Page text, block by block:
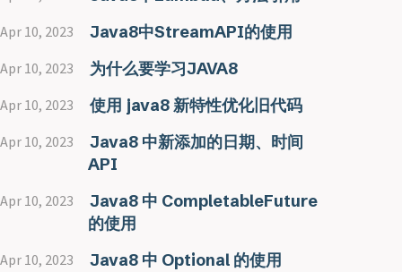
Apr 10, 2023 Java8中StreamAPI的使用
Apr 10, 2023 为什么要学习JAVA8
Apr 10, 2023 使用 java8 新特性优化旧代码
Apr 10, 2023
Java8 中新添加的日期、时间
API
Apr 10, 2023
Java8 中 CompletableFuture
的使用
Apr 10, 2023 Java8 中 Optional 的使用